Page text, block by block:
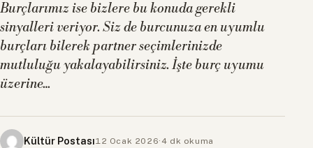
Burçlarımız ise bizlere bu konuda gerekli
sinyalleri veriyor. Siz de burcunuza en uyumlu
burçları bilerek partner seçimlerinizde
mutluluğu yakalayabilirsiniz. İşte burç uyumu
üzerine…
Kültür Postası12 Ocak 2026· 4 dk okuma